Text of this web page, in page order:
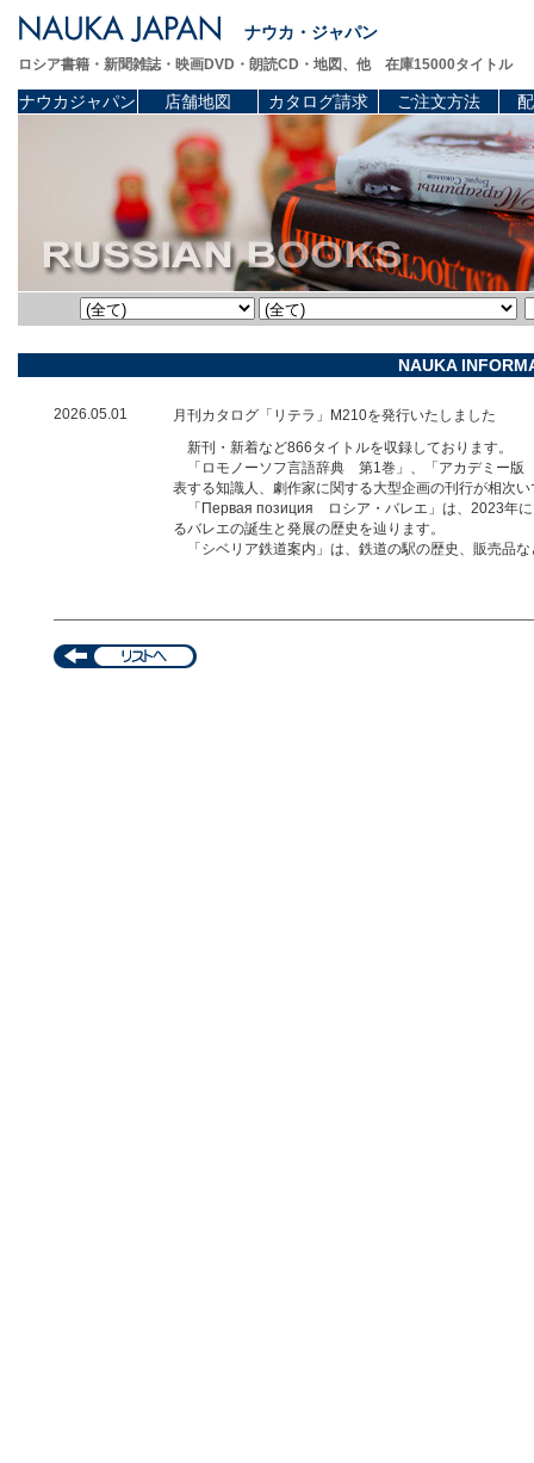
ナウカ・ジャパン
ロシア書籍・新聞雑誌・映画DVD・朗読CD・地図、他 在庫15000タイトル
ナウカジャパン 店舗地図 カタログ請求 ご注文方法
NAUKA
2026.05.01
月刊カタログ「リテラ」M210を発行いたしました
新刊・新着など866タイトルを収録しております。
「ロモノーソフ言語辞典 第1巻」、「アカデミー
表する知識人、劇作家に関する大型企画の刊行が相次
「Первая позиция ロシア・バレエ」は、2023年に
るバレエの誕生と発展の歴史を辿ります。
「シベリア鉄道案内」は、鉄道の駅の歴史、販売品